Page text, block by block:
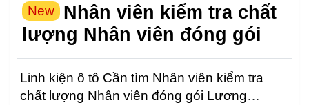
New
Nhân viên kiểm tra chất
lượng Nhân viên đóng gói
Linh kiện ô tô Cần tìm Nhân viên kiểm tra
chất lượng Nhân viên đóng gói Lương